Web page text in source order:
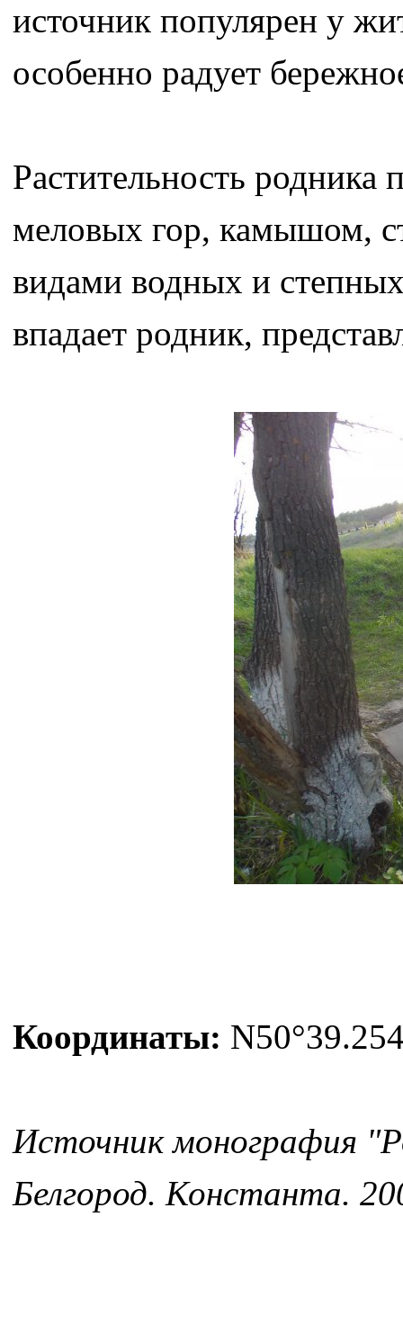
источник популярен у
особенно радует
Растительность родника
меловых гор, камышом,
видами водных и степных
впадает родник,
Координаты:
Источник монография
Белгород. Константа.